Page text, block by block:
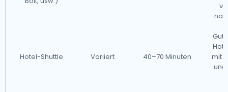
Hotel-Shuttle Variiert 40–70 Minuten
Gut
mit